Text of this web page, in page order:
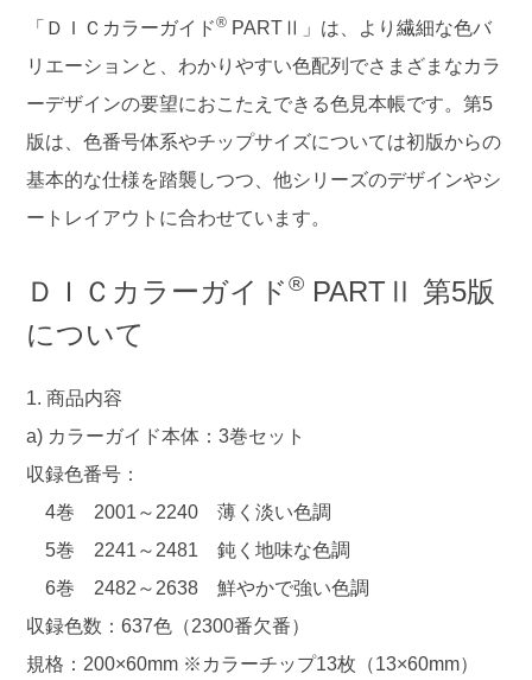
「ＤＩＣカラーガイド® PARTⅡ」は、より繊細な色バ
リエーションと、わかりやすい色配列でさまざまなカラ
ーデザインの要望におこたえできる色見本帳です。第5
版は、色番号体系やチップサイズについては初版からの
基本的な仕様を踏襲しつつ、他シリーズのデザインやシ
ートレイアウトに合わせています。
ＤＩＣカラーガイド® PARTⅡ 第5版
について
1. 商品内容
a) カラーガイド本体：3巻セット
収録色番号：
4巻 2001～2240 薄く淡い色調
5巻 2241～2481 鈍く地味な色調
6巻 2482～2638 鮮やかで強い色調
収録色数：637色（2300番欠番）
規格：200×60mm ※カラーチップ13枚（13×60mm）